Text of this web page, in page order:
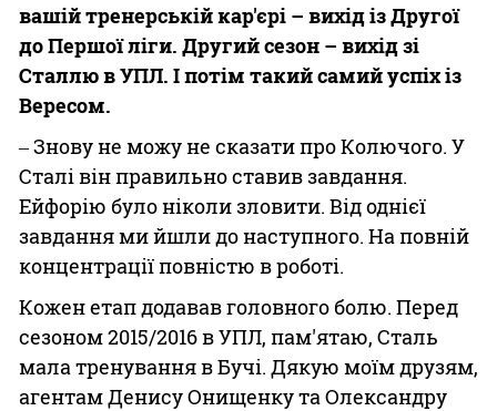
вашій тренерській кар'єрі – вихід із Другої
до Першої ліги. Другий сезон – вихід зі
Сталлю в УПЛ. І потім такий самий успіх із
Вересом.
‒ Знову не можу не сказати про Колючого. У
Сталі він правильно ставив завдання.
Ейфорію було ніколи зловити. Від однієї
завдання ми йшли до наступного. На повній
концентрації повністю в роботі.
Кожен етап додавав головного болю. Перед
сезоном 2015/2016 в УПЛ, пам'ятаю, Сталь
мала тренування в Бучі. Дякую моїм друзям,
агентам Денису Онищенку та Олександру